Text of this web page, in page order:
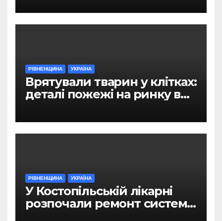
РІВНЕНЩИНА УКРАЇНА
Врятували тварин у клітках:
деталі пожежі на ринку в
РІВНЕНЩИНА УКРАЇНА
У Костопільській лікарні
розпочали ремонт системи